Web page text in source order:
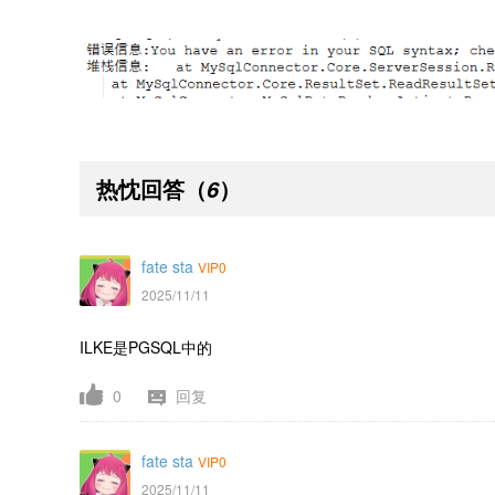
热忱回答 （6）
fate sta VIP0
2025/11/11
ILKE是PGSQL中的
0 回复
fate sta VIP0
2025/11/11